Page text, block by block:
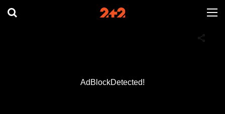
AdBlockDetected!